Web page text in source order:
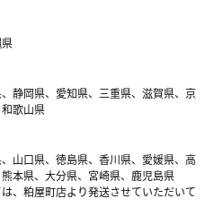
静岡県、愛知県、三重県、滋賀県、京
歌山県
山口県、徳島県、香川県、愛媛県、高
本県、大分県、宮崎県、鹿児島県
、粕屋町店より発送させていただいて